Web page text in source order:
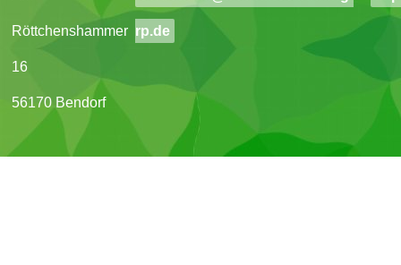
Röttchenshammer
16
56170 Bendorf
rp.de